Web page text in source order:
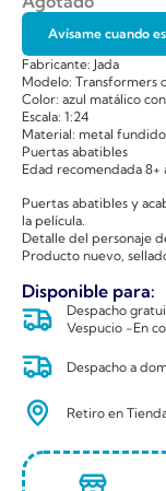
Avísame cuando
Fabricante: Jada
Modelo: Transformers
Color: azul matálico
Escala: 1:24
Material: metal fundido
Puertas abatibles
Edad recomendada 8+
Puertas abatibles y
la película.
Detalle del personaje
Producto nuevo,
Disponible para:
Despacho
Vespucio -En
Despacho a
Retiro en